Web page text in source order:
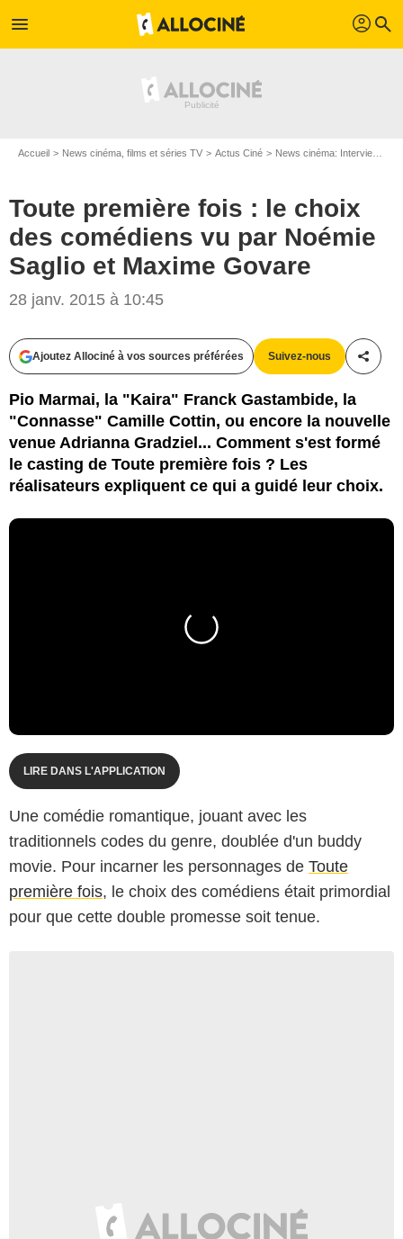
menu profil search
Accueil News cinéma, films et séries TV Actus Ciné News cinéma: Interviews
Toute première fois : le choix
des comédiens vu par Noémie
Saglio et Maxime Govare
28 janv. 2015 à 10:45
Ajoutez Allociné à vos sources préférées Suivez-nous
Pio Marmai, la "Kaira" Franck Gastambide, la
"Connasse" Camille Cottin, ou encore la nouvelle
venue Adrianna Gradziel... Comment s'est formé
le casting de Toute première fois ? Les
réalisateurs expliquent ce qui a guidé leur choix.
LIRE DANS L'APPLICATION
Une comédie romantique, jouant avec les
traditionnels codes du genre, doublée d'un buddy
movie. Pour incarner les personnages de Toute
première fois, le choix des comédiens était primordial
pour que cette double promesse soit tenue.